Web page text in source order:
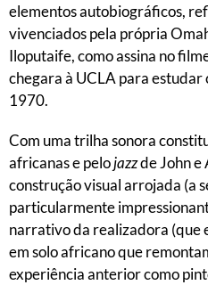
elementos autobiográficos,
vivenciados pela própria
Iloputaife, como assina no
chegara à UCLA para estudar
1970.
Com uma trilha sonora
africanas e pelojazzde John e
construção visual arrojada (a
particularmente
narrativo da realizadora (que
em solo africano que
experiência anterior como